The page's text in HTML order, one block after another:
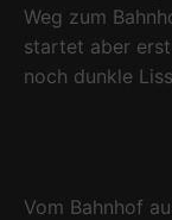
Weg zum
startet aber
noch dunkle
Vom Bahnhof